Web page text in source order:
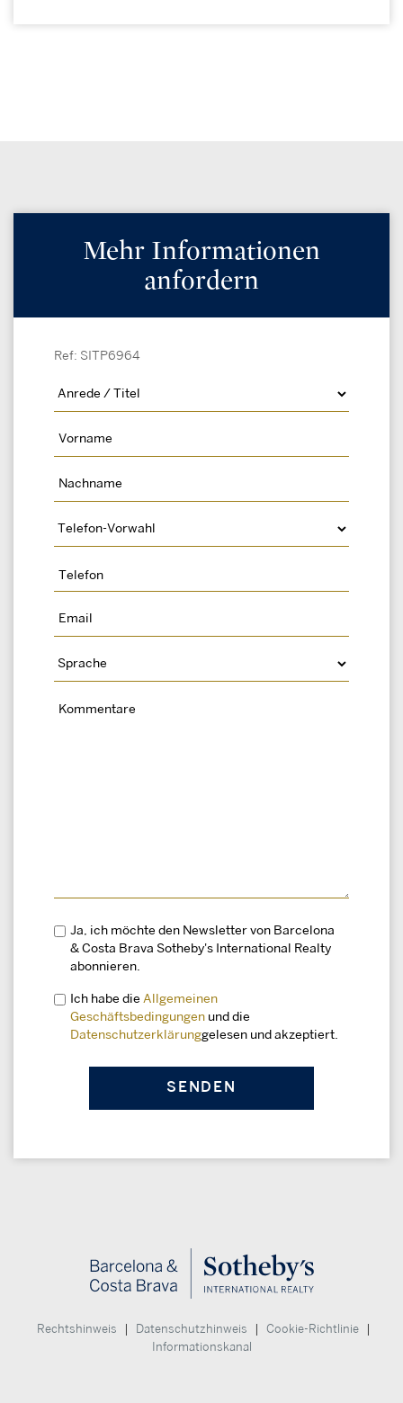
Mehr Informationen
anfordern
Ref: SITP6964
Ja, ich möchte den Newsletter von Barcelona
& Costa Brava Sotheby's International Realty
abonnieren.
Ich habe die Allgemeinen
Geschäftsbedingungen und die
Datenschutzerklärunggelesen und akzeptiert.
Rechtshinweis Datenschutzhinweis Cookie-Richtlinie
Informationskanal